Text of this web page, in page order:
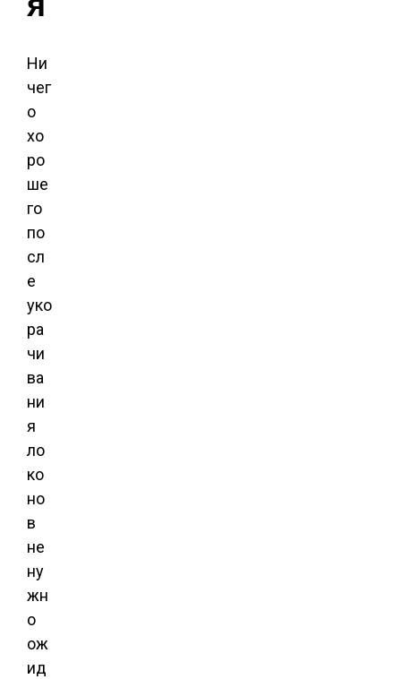
Ни
чег
о
хо
ро
ше
го
по
сл
е
уко
ра
чи
ва
ни
я
ло
ко
но
в
не
ну
жн
о
ож
ид